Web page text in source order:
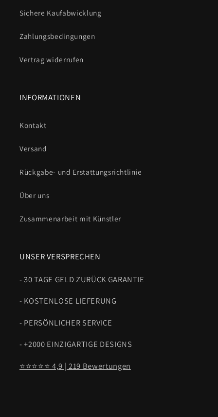
Sichere Kaufabwicklung
Zahlungsbedingungen
Vertrag widerrufen
INFORMATIONEN
Kontakt
Versand
Rückgabe- und Erstattungsrichtlinie
Über uns
Zusammenarbeit mit Künstler
UNSER VERSPRECHEN
- 30 TAGE GELD ZURÜCK GARANTIE
- KOSTENLOSE LIEFERUNG
- PERSÖNLICHER SERVICE
- +2000 EINZIGARTIGE DESIGNS
⭐⭐⭐⭐⭐ 4,9 | 219 Bewertungen